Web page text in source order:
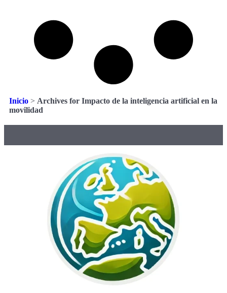
Inicio > Archives for Impacto de la inteligencia artificial en la
movilidad